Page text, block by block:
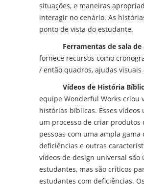
situações, e maneiras
interagir no cenário. As
ponto de vista do estudante.
Ferramentas de sala de
fornece recursos como
/ então quadros, ajudas visuais
Vídeos de História
equipe Wonderful Works criou
histórias bíblicas. Esses
um processo de criar produtos
pessoas com uma ampla
deficiências e outras
vídeos de design universal são
estudantes, mas são críticos
estudantes com deficiências.